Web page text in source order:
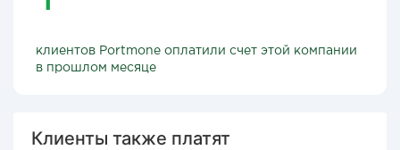
клиентов Portmone оплатили счет этой компании
в прошлом месяце
Клиенты также платят